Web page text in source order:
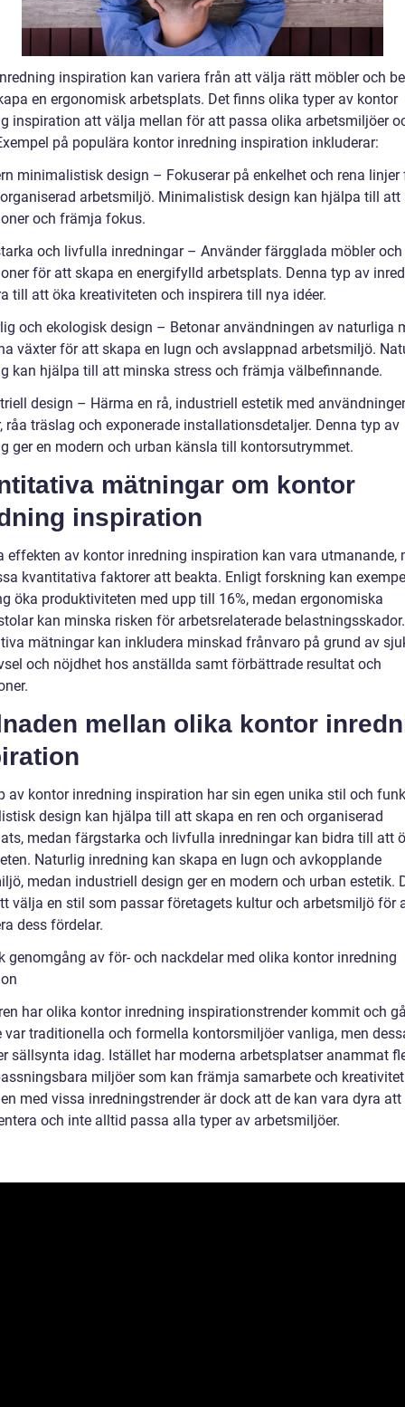
inspiration kan variera från att välja rätt möbler och
en ergonomisk arbetsplats. Det finns olika typer av kontor
inspiration att välja mellan för att passa olika arbetsmiljöer
på populära kontor inredning inspiration inkluderar:
minimalistisk design – Fokuserar på enkelhet och rena linjer
arbetsmiljö. Minimalistisk design kan hjälpa till att
och främja fokus.
och livfulla inredningar – Använder färgglada möbler och
för att skapa en energifylld arbetsplats. Denna typ av
till att öka kreativiteten och inspirera till nya idéer.
och ekologisk design – Betonar användningen av naturliga
växter för att skapa en lugn och avslappnad arbetsmiljö.
kan hjälpa till att minska stress och främja välbefinnande.
design – Härma en rå, industriell estetik med
råa träslag och exponerade installationsdetaljer. Denna typ av
ger en modern och urban känsla till kontorsutrymmet.
mätningar om kontor
inspiration
effekten av kontor inredning inspiration kan vara utmanande,
kvantitativa faktorer att beakta. Enligt forskning kan
öka produktiviteten med upp till 16%, medan ergonomiska
kan minska risken för arbetsrelaterade
mätningar kan inkludera minskad frånvaro på grund av
och nöjdhet hos anställda samt förbättrade resultat och
mellan olika kontor
av kontor inredning inspiration har sin egen unika stil och
design kan hjälpa till att skapa en ren och organiserad
medan färgstarka och livfulla inredningar kan bidra till att
Naturlig inredning kan skapa en lugn och avkopplande
medan industriell design ger en modern och urban estetik.
välja en stil som passar företagets kultur och arbetsmiljö för
dess fördelar.
genomgång av för- och nackdelar med olika kontor inredning
har olika kontor inredning inspirationstrender kommit och
var traditionella och formella kontorsmiljöer vanliga, men
sällsynta idag. Istället har moderna arbetsplatser anammat
miljöer som kan främja samarbete och
med vissa inredningstrender är dock att de kan vara dyra att
och inte alltid passa alla typer av arbetsmiljöer.